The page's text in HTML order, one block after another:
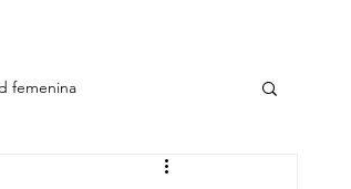
femenina